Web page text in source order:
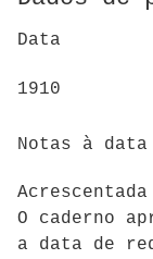
Data
1910
Notas à data
O caderno
a data de